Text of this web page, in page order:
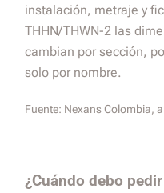
instalación, metraje y
THHN/THWN-2 las
cambian por sección,
solo por nombre.
Fuente: Nexans Colombia,
¿Cuándo debo